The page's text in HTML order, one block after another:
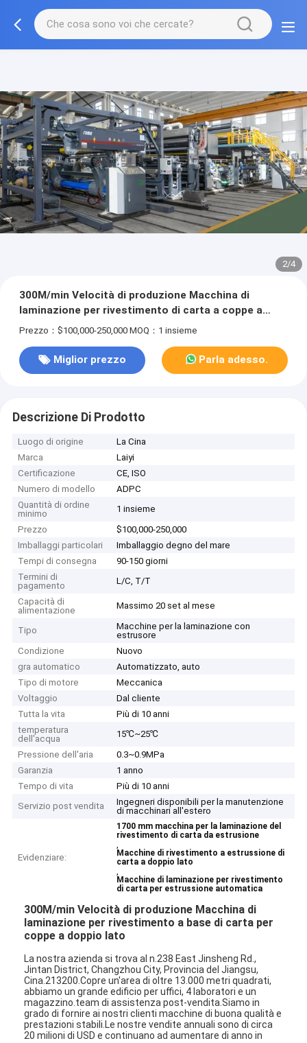
2/4
300M/min Velocità di produzione Macchina di
laminazione per rivestimento di carta a coppe a
doppia faccia per estrussione
Prezzo：$100,000-250,000 MOQ：1 insieme
Miglior prezzo Parla adesso.
Descrizione Di Prodotto
Luogo di origine
La Cina
Marca
Laiyi
Certificazione
CE, ISO
Numero di modello
ADPC
Quantità di ordine
minimo
1 insieme
Prezzo
$100,000-250,000
Imballaggi particolari
Imballaggio degno del mare
Tempi di consegna
90-150 giorni
Termini di
pagamento
L/C, T/T
Capacità di
alimentazione
Massimo 20 set al mese
Tipo
Macchine per la laminazione con
estrusore
Condizione
Nuovo
gra automatico
Automatizzato, auto
Tipo di motore
Meccanica
Voltaggio
Dal cliente
Tutta la vita
Più di 10 anni
temperatura
dell'acqua
15℃~25℃
Pressione dell'aria
0.3~0.9MPa
Garanzia
1 anno
Tempo di vita
Più di 10 anni
Servizio post vendita
Ingegneri disponibili per la manutenzione
di macchinari all'estero
Evidenziare:
1700 mm macchina per la laminazione del
rivestimento di carta da estrusione
,
Macchine di rivestimento a estrussione di
carta a doppio lato
,
Macchine di laminazione per rivestimento
di carta per estrussione automatica
300M/min Velocità di produzione Macchina di
laminazione per rivestimento a base di carta per
coppe a doppio lato
La nostra azienda si trova al n.238 East Jinsheng Rd.,
Jintan District, Changzhou City, Provincia del Jiangsu,
Cina.213200.Copre un'area di oltre 13.000 metri quadrati,
abbiamo un grande edificio per uffici, 4 laboratori e un
magazzino.team di assistenza post-vendita.Siamo in
grado di fornire ai nostri clienti macchine di buona qualità e
prestazioni stabili.Le nostre vendite annuali sono di circa
20 milioni di USD e continuano ad aumentare di anno in